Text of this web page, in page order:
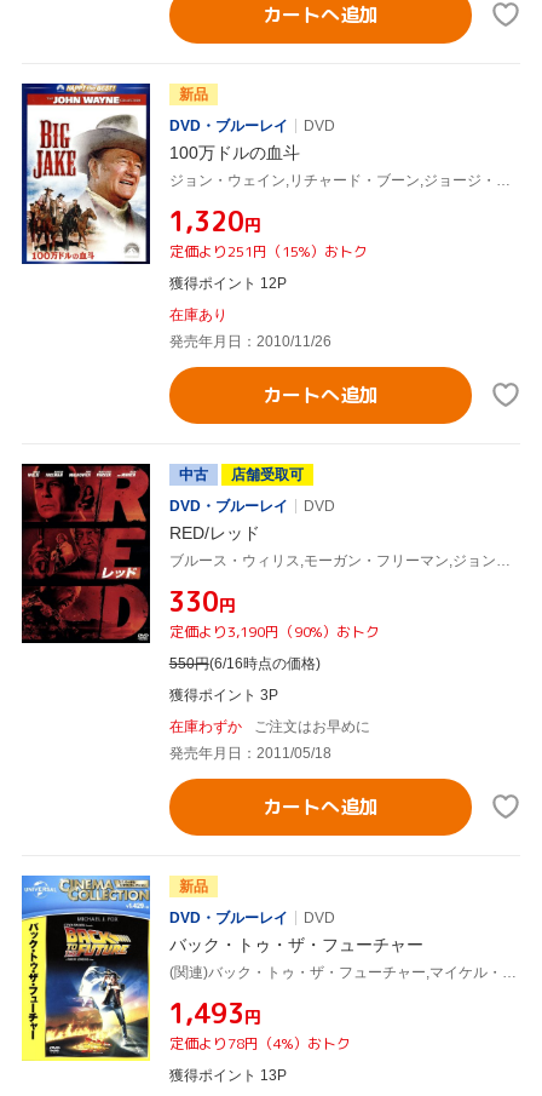
カートへ追加
新品
DVD・ブルーレイ
DVD
100万ドルの血斗
¥1,320円
定価より251円（15%）おトク
獲得ポイント 12P
在庫あり
発売年月日：2010/11/26
カートへ追加
中古
店舗受取可
DVD・ブルーレイ
DVD
RED/レッド
¥330円
定価より3,190円（90%）おトク
550円(6/16時点の価格)
獲得ポイント 3P
在庫わずか
ご注文はお早めに
発売年月日：2011/05/18
カートへ追加
新品
DVD・ブルーレイ
DVD
バック・トゥ・ザ・フューチャー
¥1,493円
定価より78円（4%）おトク
獲得ポイント 13P